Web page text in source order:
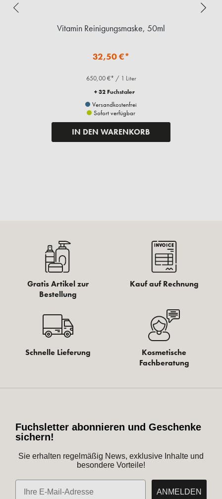
Vitamin Reinigungsmaske, 50ml
32,50 €*
650,00 €* / 1 Liter
+ 32 Fuchstaler
Versandkostenfrei
Sofort verfügbar
IN DEN WARENKORB
Gratis Artikel zur
Bestellung
Kauf auf Rechnung
Schnelle Lieferung
Kosmetische
Fachberatung
Fuchsletter abonnieren und Geschenke
sichern!
Sie erhalten regelmäßig News, exklusive Inhalte und
besondere Vorteile!
E-Mail
ANMELDEN